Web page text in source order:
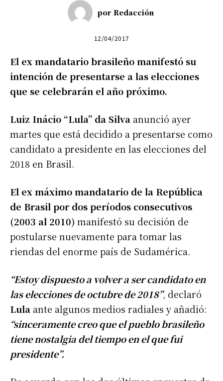
por Redacción
12/04/2017
El ex mandatario brasileño manifestó su
intención de presentarse a las elecciones
que se celebrarán el año próximo.
Luiz Inácio “Lula” da Silva anunció ayer
martes que está decidido a presentarse como
candidato a presidente en las elecciones del
2018 en Brasil.
El ex máximo mandatario de la República
de Brasil por dos períodos consecutivos
(2003 al 2010) manifestó su decisión de
postularse nuevamente para tomar las
riendas del enorme país de Sudamérica.
“Estoy dispuesto a volver a ser candidato en
las elecciones de octubre de 2018”, declaró
Lula ante algunos medios radiales y añadió:
“sinceramente creo que el pueblo brasileño
tiene nostalgia del tiempo en el que fui
presidente”.